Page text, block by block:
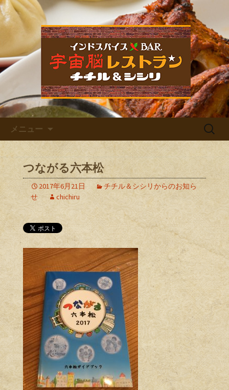
宇宙脳レストラン チチル＆
シシリからのお知らせ
福岡市中央区六本松のカレー屋・ネパ
ールバル「宇宙脳レストラン チチル
＆シシリ」。普段のお食事、家族での
ご飯、お仕事帰りの晩酌、デート、女
子会など様々なシーンでご利用くださ
い。イベントも多数開催しています。
メニュー
検
つながる六本松
2017年6月21日
チチル＆シシリからのお知ら
せ
chichiru